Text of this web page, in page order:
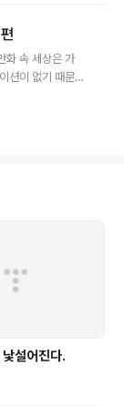
화 속 세상은 가
션이 없기 때문
으로 잘 달래주
취하지 않아도
다. 아이팟이나
설어진다.